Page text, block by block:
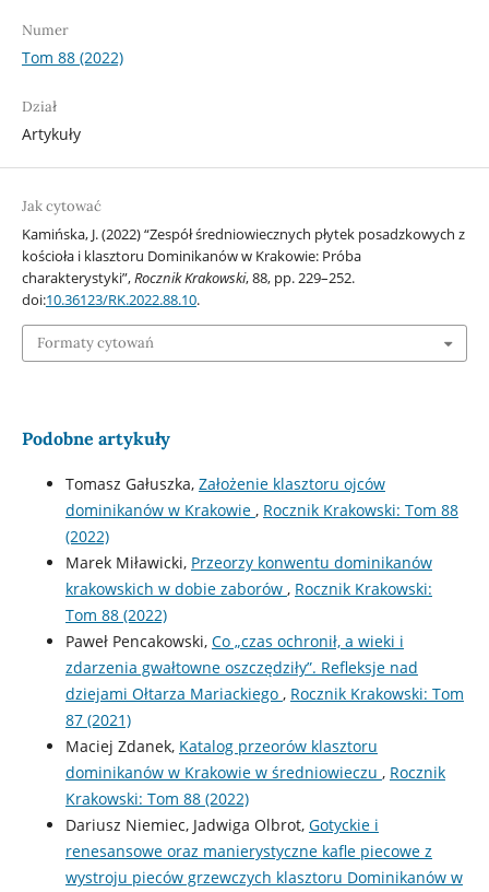
Numer
Tom 88 (2022)
Dział
Artykuły
Jak cytować
Kamińska, J. (2022) “Zespół średniowiecznych płytek posadzkowych z
kościoła i klasztoru Dominikanów w Krakowie: Próba
charakterystyki”,Rocznik Krakowski, 88, pp. 229–252.
doi:10.36123/RK.2022.88.10.
Formaty cytowań
Podobne artykuły
Tomasz Gałuszka, Założenie klasztoru ojców
dominikanów w Krakowie , Rocznik Krakowski: Tom 88
(2022)
Marek Miławicki, Przeorzy konwentu dominikanów
krakowskich w dobie zaborów , Rocznik Krakowski:
Tom 88 (2022)
Paweł Pencakowski, Co „czas ochronił, a wieki i
zdarzenia gwałtowne oszczędziły”. Refleksje nad
dziejami Ołtarza Mariackiego , Rocznik Krakowski: Tom
87 (2021)
Maciej Zdanek, Katalog przeorów klasztoru
dominikanów w Krakowie w średniowieczu , Rocznik
Krakowski: Tom 88 (2022)
Dariusz Niemiec, Jadwiga Olbrot, Gotyckie i
renesansowe oraz manierystyczne kafle piecowe z
wystroju pieców grzewczych klasztoru Dominikanów w